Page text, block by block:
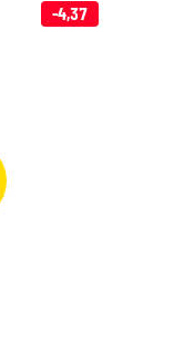
-4,37